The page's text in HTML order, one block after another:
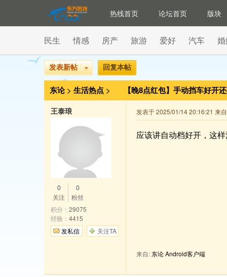
热线首页 论坛首页 版块
民生 情感 房产 旅游 爱好 汽车
发表新帖 回复本帖
东论 > 生活热点 >
【晚8点红包】手动挡车好开
车好开
发表于 2025/01/14 20:16:21 来
应该讲自动档好开，这
来自:东论 Android客户端
王泰琅
0
关注
0
粉丝
积分： 29075
经验： 4415
发私信
关注TA